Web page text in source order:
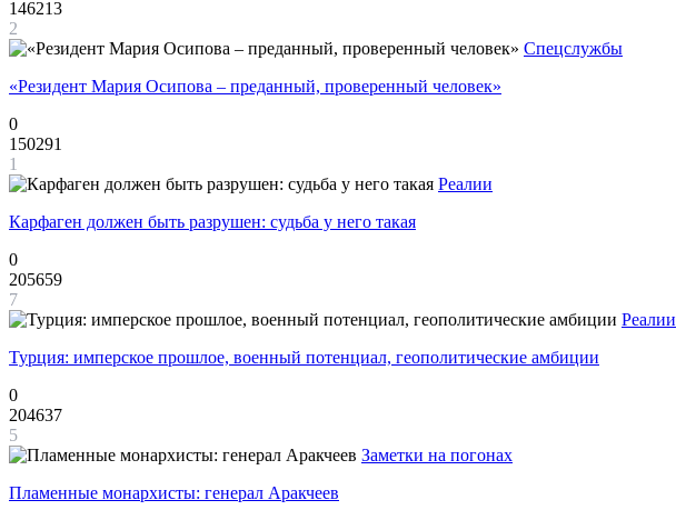
146213
2
Спецслужбы
«Резидент Мария Осипова – преданный, проверенный человек»
0
150291
1
Реалии
Карфаген должен быть разрушен: судьба у него такая
0
205659
7
Реалии
Турция: имперское прошлое, военный потенциал, геополитические амбиции
0
204637
5
Заметки на погонах
Пламенные монархисты: генерал Аракчеев